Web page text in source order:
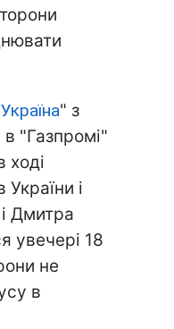
" з
"Газпромі"
ході
України і
Дмитра
увечері 18
не
в